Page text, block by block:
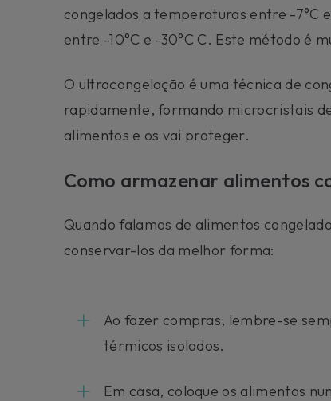
congelados a temperaturas entre -7°C
entre -10°C e -30°C C. Este método é
O ultracongelação é uma técnica de
rapidamente, formando microcristais
alimentos e os vai proteger.
Como armazenar alimentos
Quando falamos de alimentos
conservar-los da melhor forma:
Ao fazer compras, lembre-se
térmicos isolados.
Em casa, coloque os alimentos